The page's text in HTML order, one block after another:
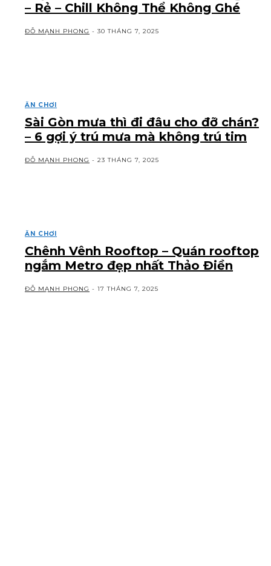
– Rẻ – Chill Không Thể Không Ghé
ĐỖ MẠNH PHONG - 30 THÁNG 7, 2025
ĂN CHƠI
Sài Gòn mưa thì đi đâu cho đỡ chán?
– 6 gợi ý trú mưa mà không trú tim
ĐỖ MẠNH PHONG - 23 THÁNG 7, 2025
ĂN CHƠI
Chênh Vênh Rooftop – Quán rooftop
ngắm Metro đẹp nhất Thảo Điền
ĐỖ MẠNH PHONG - 17 THÁNG 7, 2025